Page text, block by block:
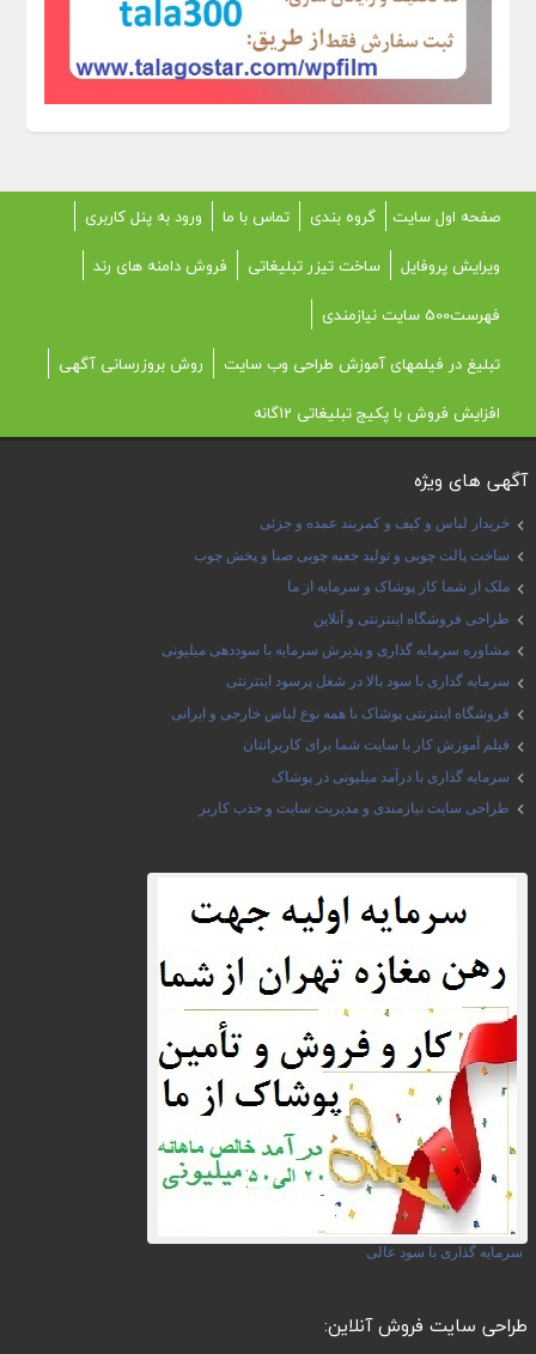
صفحه اول سایت گروه بندی تماس با ما
ورود به پنل کاربری
ویرایش پروفایل
ساخت تیزر تبلیغاتی
فروش دامنه های رند
فهرست500 سایت نیازمندی
تبلیغ در فیلمهای آموزش طراحی وب سایت
روش بروزرسانی آگهی
افزایش فروش با پکیج تبلیغاتی 12گانه
آگهی های ویژه
خریدار لباس و کیف و کمربند عمده و جزئی
ساخت پالت چوبی و تولید جعبه چوبی صبا و پخش چوب
ملک از شما کار پوشاک و سرمایه از ما
طراحی فروشگاه اینترنتی و آنلاین
مشاوره سرمایه گذاری و پذیرش سرمایه با سوددهی میلیونی
سرمایه گذاری با سود بالا در شغل پرسود اینترنتی
فروشگاه اینترنتی پوشاک با همه نوع لباس خارجی و ایرانی
فیلم آموزش کار با سایت شما برای کاربرانتان
سرمایه گذاری با درآمد میلیونی در پوشاک
طراحی سایت نیازمندی و مدیریت سایت و جذب کاربر
سرمایه گذاری با سود عالی
طراحی سایت فروش آنلاین: